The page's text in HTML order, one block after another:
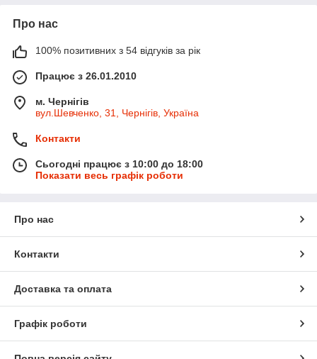
Про нас
100% позитивних з 54 відгуків за рік
Працює з 26.01.2010
м. Чернігів
вул.Шевченко, 31, Чернігів, Україна
Контакти
Сьогодні працює з 10:00 до 18:00
Показати весь графік роботи
Про нас
Контакти
Доставка та оплата
Графік роботи